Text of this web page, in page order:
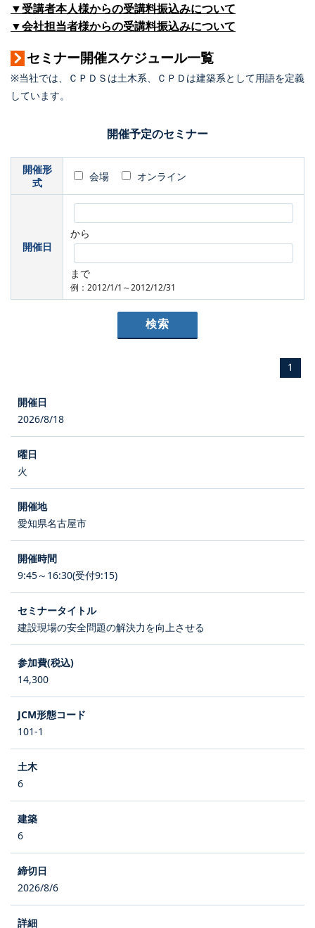
▼受講者本人様からの受講料振込みについて
▼会社担当者様からの受講料振込みについて
セミナー開催スケジュール一覧
※当社では、ＣＰＤＳは土木系、ＣＰＤは建築系として用語を定義
しています。
開催予定のセミナー
開催形
式
会場 オンライン
開催日
から
まで
例：2012/1/1～2012/12/31
1
2026/8/18
火
愛知県名古屋市
9:45～16:30(受付9:15)
建設現場の安全問題の解決力を向上させる
14,300
101-1
6
6
2026/8/6